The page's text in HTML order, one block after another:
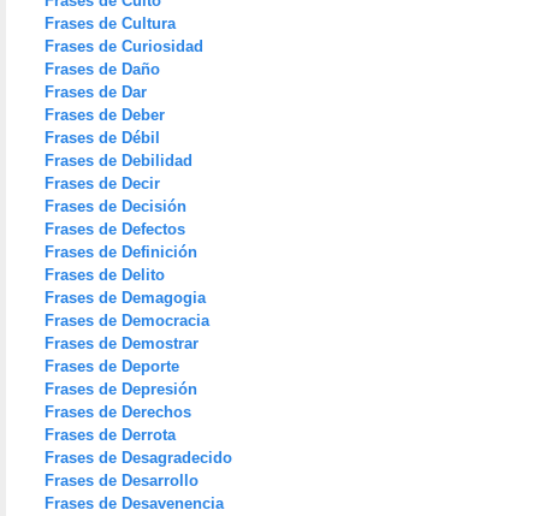
Frases de Cultura
Frases de Curiosidad
Frases de Daño
Frases de Dar
Frases de Deber
Frases de Débil
Frases de Debilidad
Frases de Decir
Frases de Decisión
Frases de Defectos
Frases de Definición
Frases de Delito
Frases de Demagogia
Frases de Democracia
Frases de Demostrar
Frases de Deporte
Frases de Depresión
Frases de Derechos
Frases de Derrota
Frases de Desagradecido
Frases de Desarrollo
Frases de Desavenencia